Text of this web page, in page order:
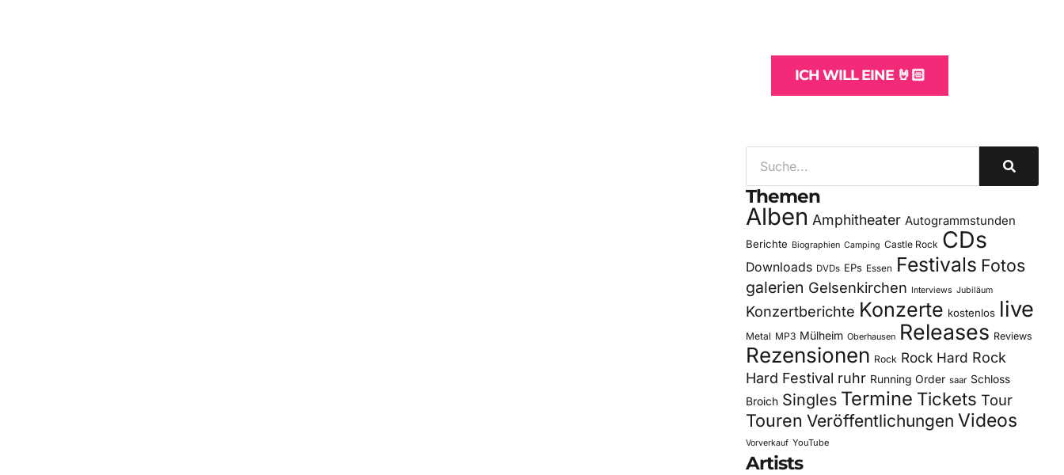
ICH WILL EINE 🤘🏻
Themen
Alben Amphitheater Autogrammstunden
Berichte Biographien Camping Castle Rock CDs
Downloads DVDs EPs Essen Festivals Fotos
galerien Gelsenkirchen Interviews Jubiläum
Konzertberichte Konzerte kostenlos live
Metal MP3 Mülheim Oberhausen Releases Reviews
Rezensionen Rock Rock Hard Rock
Hard Festival ruhr Running Order saar Schloss
Broich Singles Termine Tickets Tour
Touren Veröffentlichungen Videos
Vorverkauf YouTube
Artists